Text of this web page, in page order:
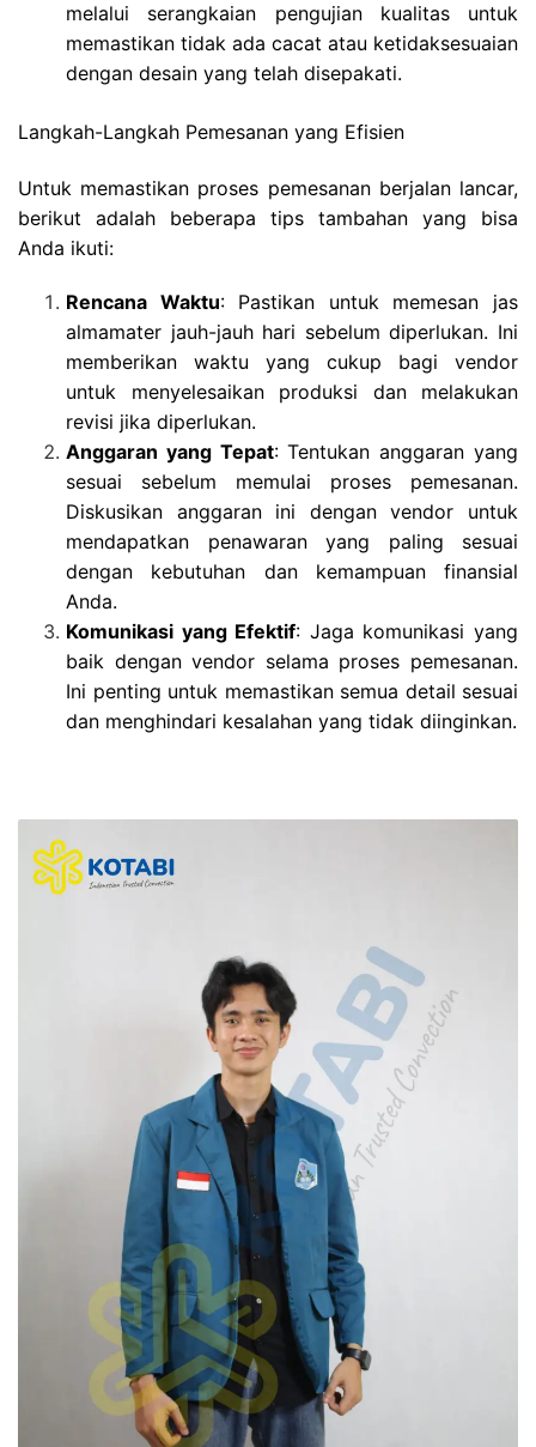
melalui serangkaian pengujian kualitas untuk
memastikan tidak ada cacat atau ketidaksesuaian
dengan desain yang telah disepakati.
Langkah-Langkah Pemesanan yang Efisien
Untuk memastikan proses pemesanan berjalan lancar,
berikut adalah beberapa tips tambahan yang bisa
Anda ikuti:
Rencana Waktu: Pastikan untuk memesan jas
almamater jauh-jauh hari sebelum diperlukan. Ini
memberikan waktu yang cukup bagi vendor
untuk menyelesaikan produksi dan melakukan
revisi jika diperlukan.
Anggaran yang Tepat: Tentukan anggaran yang
sesuai sebelum memulai proses pemesanan.
Diskusikan anggaran ini dengan vendor untuk
mendapatkan penawaran yang paling sesuai
dengan kebutuhan dan kemampuan finansial
Anda.
Komunikasi yang Efektif: Jaga komunikasi yang
baik dengan vendor selama proses pemesanan.
Ini penting untuk memastikan semua detail sesuai
dan menghindari kesalahan yang tidak diinginkan.